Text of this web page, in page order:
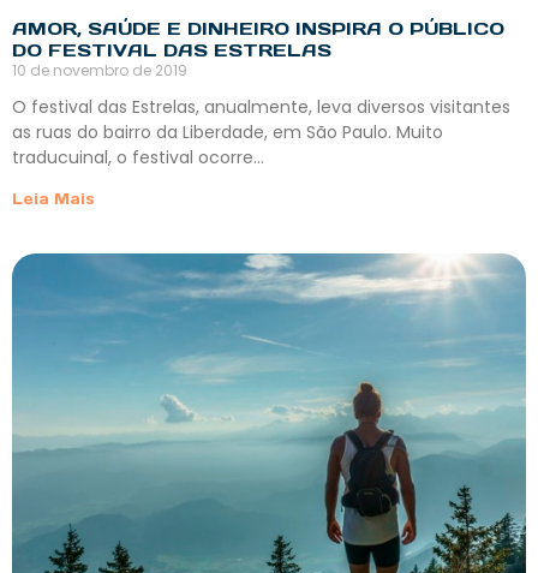
AMOR, SAÚDE E DINHEIRO INSPIRA O PÚBLICO
DO FESTIVAL DAS ESTRELAS
10 de novembro de 2019
O festival das Estrelas, anualmente, leva diversos visitantes
as ruas do bairro da Liberdade, em São Paulo. Muito
traducuinal, o festival ocorre…
Leia Mais